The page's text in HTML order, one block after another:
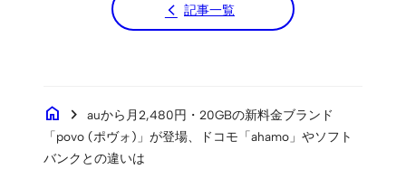
記事一覧
home chevron_right
auから月2,480円・20GBの新料金ブランド
「povo (ポヴォ)」が登場、ドコモ「ahamo」やソフト
バンクとの違いは